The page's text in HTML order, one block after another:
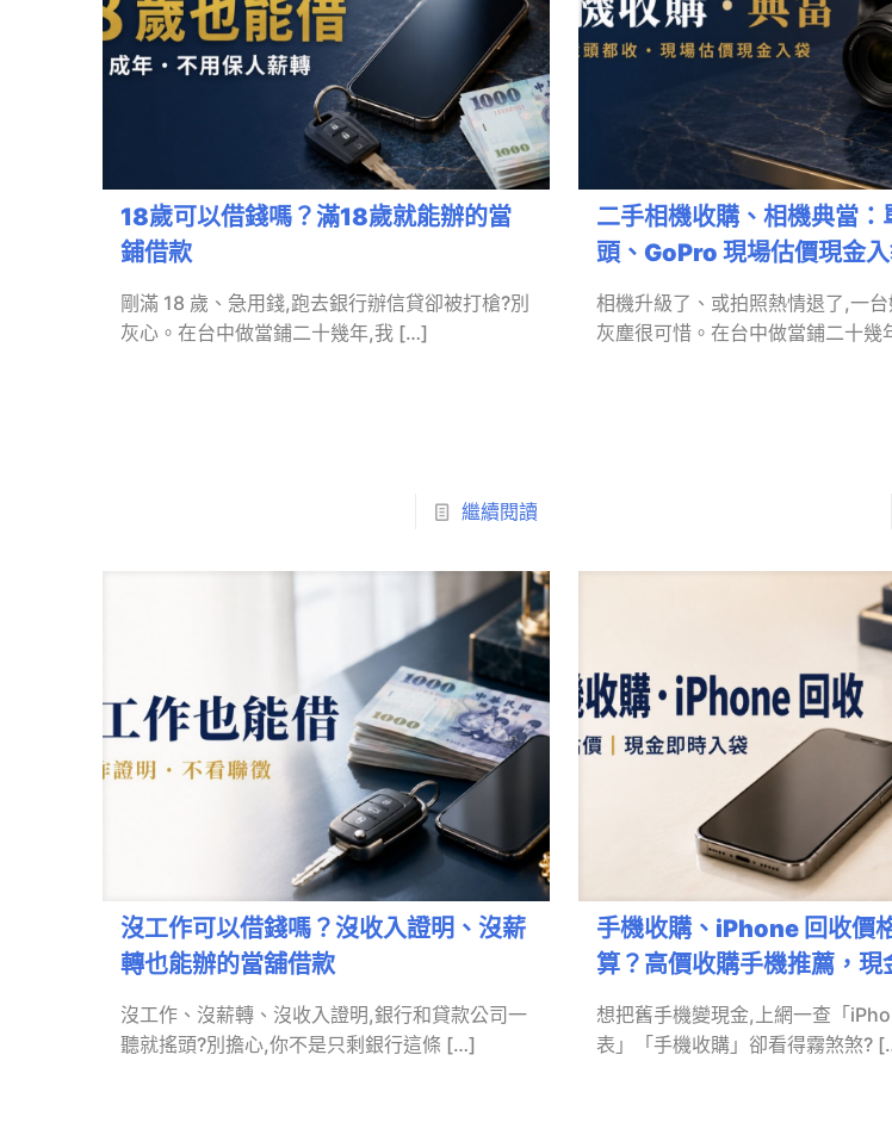
18歲可以借錢嗎？滿18歲就能辦的當
鋪借款
剛滿 18 歲、急用錢,跑去銀行辦信貸卻被打槍?別
灰心。在台中做當鋪二十幾年,我[…]
繼續閱讀
二手相機收購、相機典當：
頭、GoPro 現場估價現金
相機升級了、或拍照熱情退了,一
灰塵很可惜。在台中做當鋪二十幾
沒工作可以借錢嗎？沒收入證明、沒薪
轉也能辦的當舖借款
沒工作、沒薪轉、沒收入證明,銀行和貸款公司一
聽就搖頭?別擔心,你不是只剩銀行這條 […]
手機收購、iPhone 回收價
算？高價收購手機推薦，現
想把舊手機變現金,上網一查「
表」「手機收購」卻看得霧煞煞?